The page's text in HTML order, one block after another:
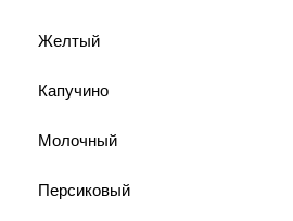
Желтый
Капучино
Молочный
Персиковый